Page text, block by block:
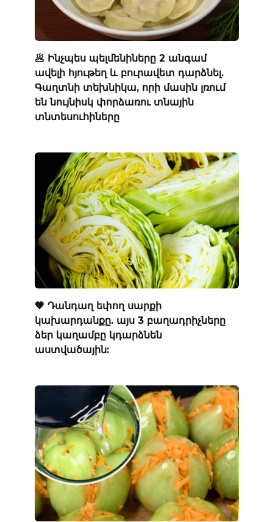
🥟 Ինչպես պելմենիները 2 անգամ
ավելի հյութեղ և բուրավետ դարձնել.
Գաղտնի տեխնիկա, որի մասին լռում
են նույնիսկ փորձառու տնային
տնտեսուհիները
🧡 Դանդաղ եփող սարքի
կախարդանքը. այս 3 բաղադրիչները
ձեր կաղամբը կդարձնեն
աստվածային: